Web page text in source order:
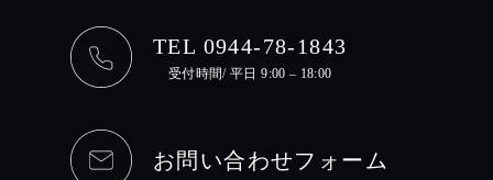
TEL 0944-78-1843
受付時間/ 平日 9:00 – 18:00
お問い合わせフォーム